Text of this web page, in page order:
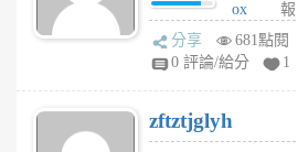
前
ox
rh
pe
月
報
分享
681點閱
0 評論/給分
1
zftztjglyh